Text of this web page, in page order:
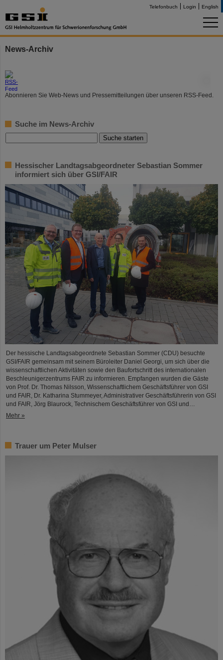
Telefonbuch Login English
News-Archiv
Abonnieren Sie Web-News und Pressemitteilungen über unseren RSS-Feed.
Suche im News-Archiv
Hessischer Landtagsabgeordneter Sebastian Sommer
informiert sich über GSI/FAIR
Der hessische Landtagsabgeordnete Sebastian Sommer (CDU) besuchte
GSI/FAIR gemeinsam mit seinem Büroleiter Daniel Georgi, um sich über die
wissenschaftlichen Aktivitäten sowie den Baufortschritt des internationalen
Beschleunigerzentrums FAIR zu informieren. Empfangen wurden die Gäste
von Prof. Dr. Thomas Nilsson, Wissenschaftlichem Geschäftsführer von GSI
und FAIR, Dr. Katharina Stummeyer, Administrativer Geschäftsführerin von GSI
und FAIR, Jörg Blaurock, Technischem Geschäftsführer von GSI und…
Mehr »
Trauer um Peter Mulser